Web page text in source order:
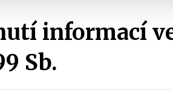
informací
Sb.